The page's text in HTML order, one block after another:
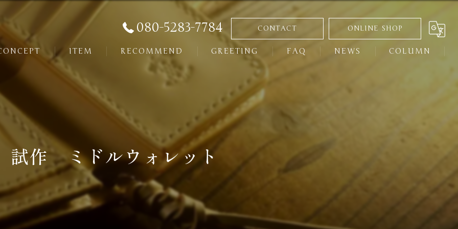
080-5283-7784 CONTACT ONLINE SHOP
ITEM RECOMMEND GREETING FAQ NEWS COLUMN
試作 ミドルウォレット